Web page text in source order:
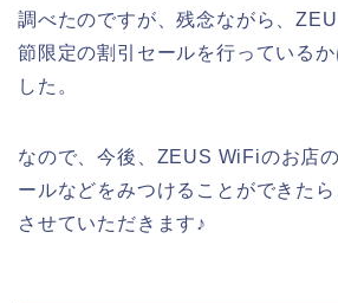
調べたのですが、残念ながら、
節限定の割引セールを行っている
した。
なので、今後、ZEUS WiFiのお店
ールなどをみつけることができた
させていただきます♪